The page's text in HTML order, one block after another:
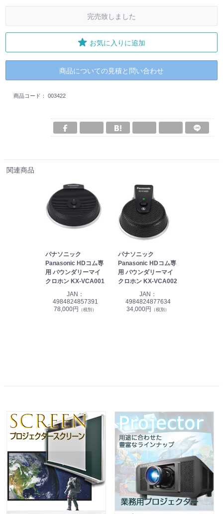
完売致しました
お気に入りに追加
商品についての見積と問い合わせ
商品コード： 003422
関連商品
パナソニック
Panasonic HDコム専
用 バウンダリーマイ
クロホン KX-VCA001
JAN：
4984824857391
78,000円
（税別）
パナソニック
Panasonic HDコム専
用 バウンダリーマイ
クロホン KX-VCA002
JAN：
4984824877634
34,000円
（税別）